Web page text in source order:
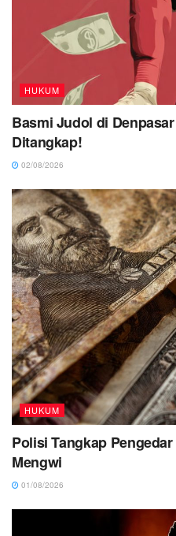
HUKUM
Basmi Judol di
Ditangkap!
02/08/2026
HUKUM
Polisi Tangkap
Mengwi
01/08/2026